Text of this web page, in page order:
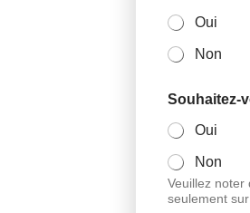
Oui
Non
Souhaitez-
Oui
Non
Veuillez noter
seulement